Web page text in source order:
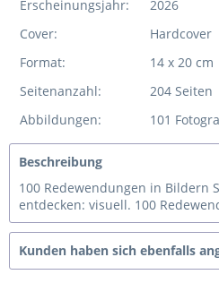
Erscheinungsjahr:
2026
Cover:
Hardcover
Format:
14 x 20 cm
Seitenanzahl:
204 Seiten
Abbildungen:
101
Beschreibung
100 Redewendungen in Bildern
entdecken: visuell. 100
Kunden haben sich ebenfalls